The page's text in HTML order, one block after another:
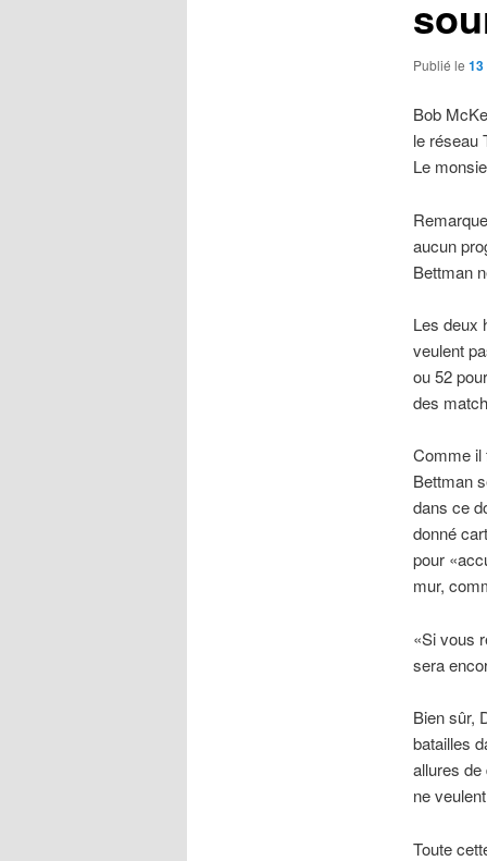
Publié le
Bob
le réseau
Le
aucun
Bettman
Les deux
veulent
ou 52
des
Comme il
Bettman
dans ce
donné
pour
mur,
«Si vous
sera
Bien sûr,
batailles
allures de
ne
Toute